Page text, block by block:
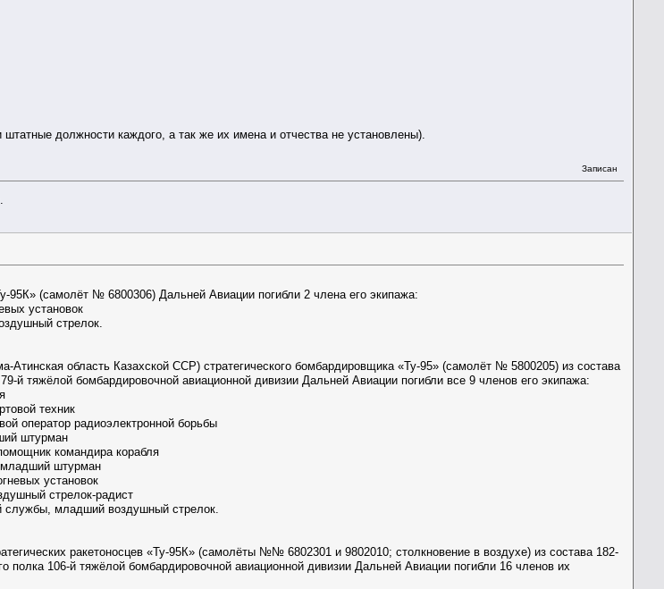
должности каждого, а так же их имена и отчества не установлены).
Записан
95К» (самолёт № 6800306) Дальней Авиации погибли 2 члена его экипажа:
установок
стрелок.
Атинская область Казахской ССР) стратегического бомбардировщика «Ту-95» (самолёт № 5800205) из состава
й тяжёлой бомбардировочной авиационной дивизии Дальней Авиации погибли все 9 членов его экипажа:
техник
оператор радиоэлектронной борьбы
штурман
командира корабля
младший штурман
установок
стрелок-радист
службы, младший воздушный стрелок.
ракетоносцев «Ту-95К» (самолёты №№ 6802301 и 9802010; столкновение в воздухе) из состава 182-
полка 106-й тяжёлой бомбардировочной авиационной дивизии Дальней Авиации погибли 16 членов их